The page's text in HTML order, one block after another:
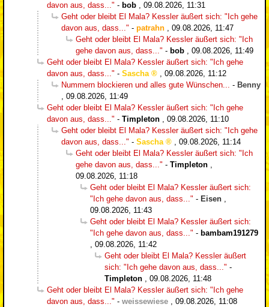
davon aus, dass..." - bob , 09.08.2026, 11:31
Geht oder bleibt El Mala? Kessler äußert sich: "Ich gehe
davon aus, dass..." - patrahn , 09.08.2026, 11:47
Geht oder bleibt El Mala? Kessler äußert sich: "Ich
gehe davon aus, dass..." - bob , 09.08.2026, 11:49
Geht oder bleibt El Mala? Kessler äußert sich: "Ich gehe
davon aus, dass..." - Sascha , 09.08.2026, 11:12
Nummern blockieren und alles gute Wünschen... - Benny
, 09.08.2026, 11:49
Geht oder bleibt El Mala? Kessler äußert sich: "Ich gehe
davon aus, dass..." - Timpleton , 09.08.2026, 11:10
Geht oder bleibt El Mala? Kessler äußert sich: "Ich gehe
davon aus, dass..." - Sascha , 09.08.2026, 11:14
Geht oder bleibt El Mala? Kessler äußert sich: "Ich
gehe davon aus, dass..." - Timpleton ,
09.08.2026, 11:18
Geht oder bleibt El Mala? Kessler äußert sich:
"Ich gehe davon aus, dass..." - Eisen ,
09.08.2026, 11:43
Geht oder bleibt El Mala? Kessler äußert sich:
"Ich gehe davon aus, dass..." - bambam191279
, 09.08.2026, 11:42
Geht oder bleibt El Mala? Kessler äußert
sich: "Ich gehe davon aus, dass..." -
Timpleton , 09.08.2026, 11:48
Geht oder bleibt El Mala? Kessler äußert sich: "Ich gehe
davon aus, dass..." - weissewiese , 09.08.2026, 11:08